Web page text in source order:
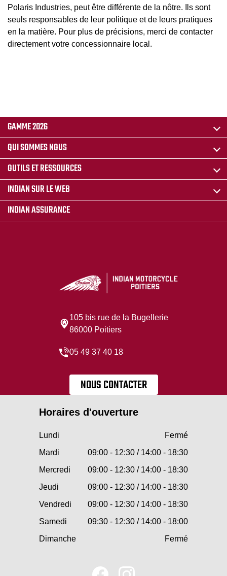
Polaris Industries, peut être différente de la nôtre. Ils sont
seuls responsables de leur politique et de leurs pratiques
en la matière. Pour plus de précisions, merci de contacter
directement votre concessionnaire local.
GAMME 2026
QUI SOMMES NOUS
OUTILS ET RESSOURCES
INDIAN SUR LE WEB
INDIAN ASSURANCE
105 bis rue de la Bugellerie
86000 Poitiers
05 49 37 40 18
NOUS CONTACTER
Horaires d'ouverture
Lundi
Fermé
Mardi
09:00 - 12:30 / 14:00 - 18:30
Mercredi
09:00 - 12:30 / 14:00 - 18:30
Jeudi
09:00 - 12:30 / 14:00 - 18:30
Vendredi
09:00 - 12:30 / 14:00 - 18:30
Samedi
09:30 - 12:30 / 14:00 - 18:00
Dimanche
Fermé